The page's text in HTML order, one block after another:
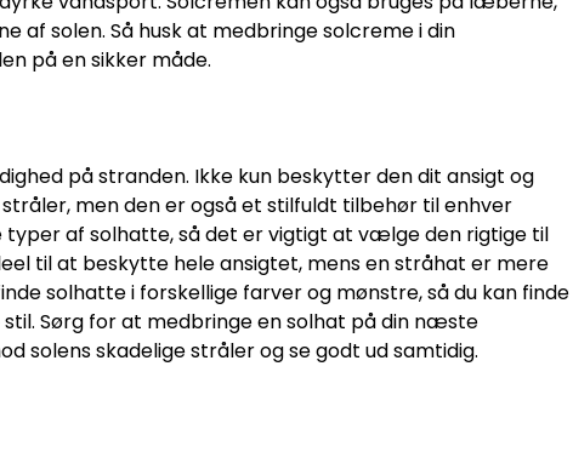
af solen. Så husk at medbringe solcreme i din
på en sikker måde.
på stranden. Ikke kun beskytter den dit ansigt og
men den er også et stilfuldt tilbehør til enhver
typer af solhatte, så det er vigtigt at vælge den rigtige til
til at beskytte hele ansigtet, mens en stråhat er mere
solhatte i forskellige farver og mønstre, så du kan finde
Sørg for at medbringe en solhat på din næste
solens skadelige stråler og se godt ud samtidig.